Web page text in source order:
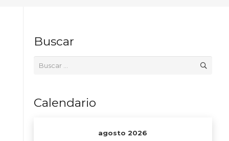
Buscar
Calendario
agosto 2026